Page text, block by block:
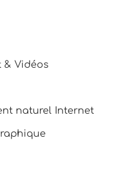
& Vidéos
naturel Internet